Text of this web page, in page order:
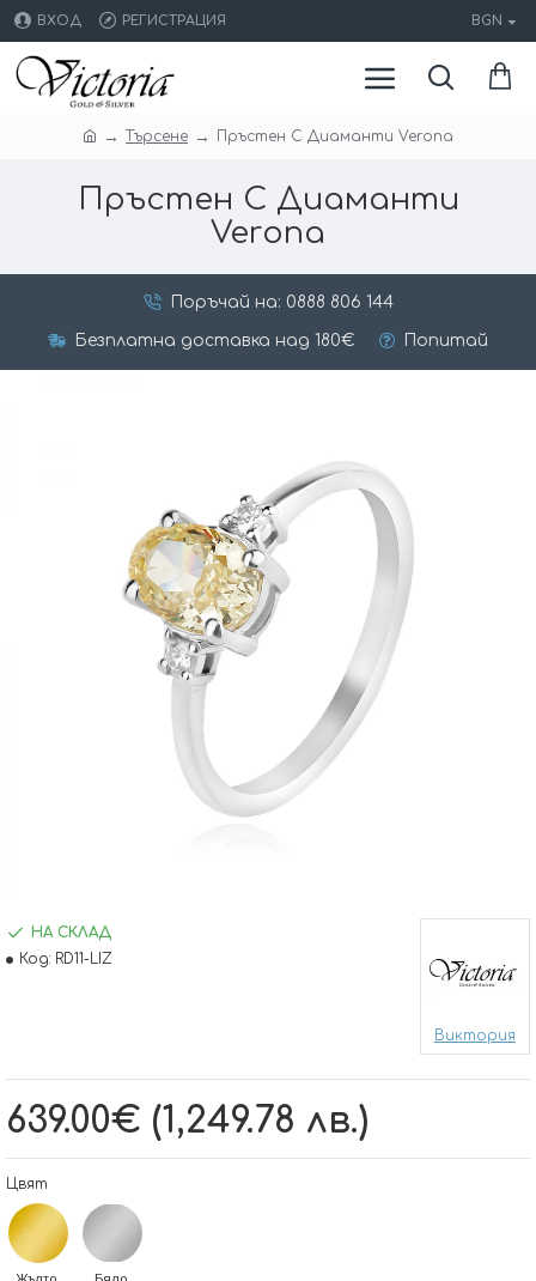
ВХОД РЕГИСТРАЦИЯ BGN
Търсене Пръстен С Диаманти Verona
Пръстен С Диаманти
Verona
Поръчай на: 0888 806 144
Безплатна доставка над 180€ Попитай
639.00€ (1,249.78 лв.)
НА СКЛАД
Код: RD11-LIZ
Виктория
Цвят
Жълто
Бяло